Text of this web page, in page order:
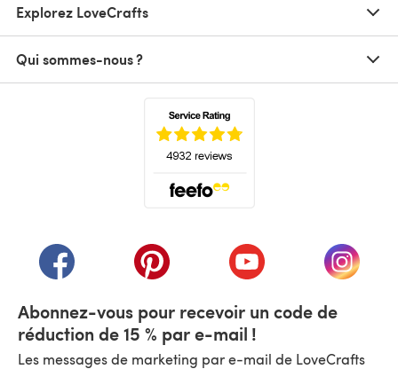
Explorez LoveCrafts
Qui sommes-nous ?
(s'ouvre dans un nouvel onglet)
(s'ouvre dans un nouvel onglet)
(s'ouvre dans un(s'ouvre
Abonnez-vous pour recevoir un code de
réduction de 15 % par e-mail !
Les messages de marketing par e-mail de LoveCrafts